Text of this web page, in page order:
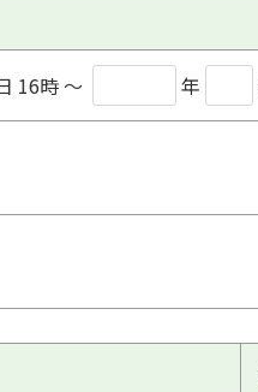
16時 ～ 年